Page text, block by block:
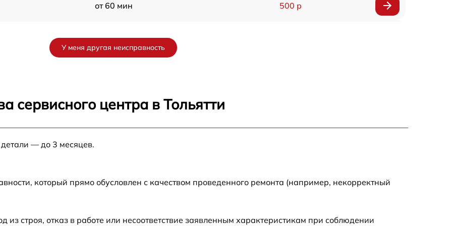
от 60 мин 500 р
У меня другая неисправность
сервисного центра в Тольятти
— до 3 месяцев.
который прямо обусловлен с качеством проведенного ремонта (например, некорректный
строя, отказ в работе или несоответствие заявленным характеристикам при соблюдении